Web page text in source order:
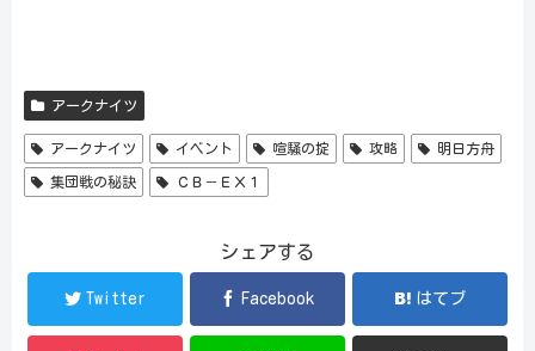
アークナイツ
アークナイツ イベント 喧騒の掟 攻略 明日方舟
集団戦の秘訣 ＣＢ－ＥＸ１
シェアする
Twitter Facebook はてブ